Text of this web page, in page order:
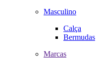
Masculino
Calça
Bermudas
Marcas